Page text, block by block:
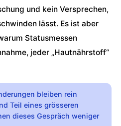
und kein Versprechen,
lässt. Es ist aber
Statusmessen
jeder „Hautnährstoff“
bleiben rein
Teil eines grösseren
dieses Gespräch weniger